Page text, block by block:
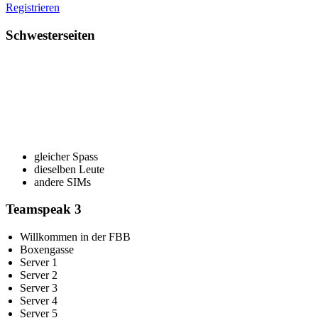
Registrieren
Schwesterseiten
gleicher Spass
dieselben Leute
andere SIMs
Teamspeak 3
Willkommen in der FBB
Boxengasse
Server 1
Server 2
Server 3
Server 4
Server 5